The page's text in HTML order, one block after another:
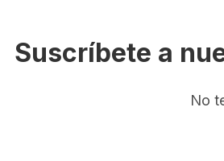
Suscríbete a
No